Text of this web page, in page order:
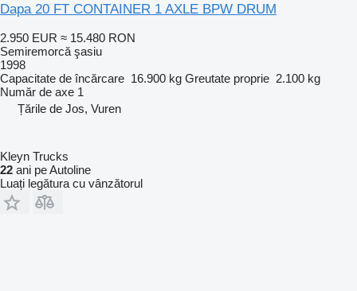
Dapa 20 FT CONTAINER 1 AXLE BPW DRUM
2.950 EUR ≈ 15.480 RON
Semiremorcă şasiu
1998
Capacitate de încărcare 16.900 kg Greutate proprie 2.100 kg
Număr de axe 1
Țările de Jos, Vuren
Kleyn Trucks
22 ani pe Autoline
Luați legătura cu vânzătorul